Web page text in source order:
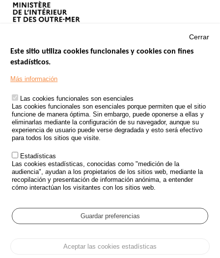
Footer
TRATAMIENTO DE DATOS PERSONALES PROCEDENTES DE
ACCIDENTES DE TRÁFICO
ESTUDIOS
CONVOCATORIA DE PROYECTOS DE ESTUDIOS
POLÍTICA DE SEGURIDAD VIAL
Outils
EVENTOS
GLOSARIO
Cookie settings
Protección de datos y CookiesAdministrar las cookies
Cerrar
Este sitio utiliza cookies funcionales y cookies con fines
estadísticos.
Más información
Las cookies funcionales son esenciales
Las cookies funcionales son esenciales porque permiten que el sitio
funcione de manera óptima. Sin embargo, puede oponerse a ellas y
eliminarlas mediante la configuración de su navegador, aunque su
experiencia de usuario puede verse degradada y esto será efectivo
para todos los sitios que visite.
Estadísticas
Las cookies estadísticas, conocidas como "medición de la
audiencia", ayudan a los propietarios de los sitios web, mediante la
recopilación y presentación de información anónima, a entender
cómo interactúan los visitantes con los sitios web.
Guardar preferencias
Aceptar las cookies estadísticas